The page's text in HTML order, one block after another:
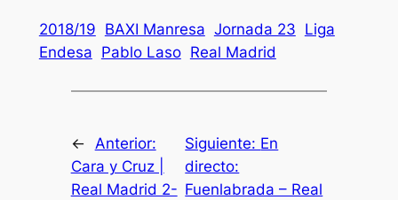
2018/19 BAXI Manresa Jornada 23 Liga
Endesa Pablo Laso Real Madrid
← Anterior:
Cara y Cruz |
Real Madrid 2-
Siguiente: En
directo:
Fuenlabrada – Real